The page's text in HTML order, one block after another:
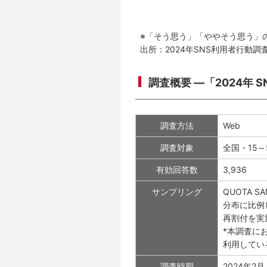
※「そう思う」「ややそう思う」
出所：2024年SNS利用者行動調
調査概要 ―「2024年
調査方法 Web
調査対象 全国・15
有効回答数 3,936
サンプリング
QUOTA
分布に比
再割付を実
*本調査に
利用して